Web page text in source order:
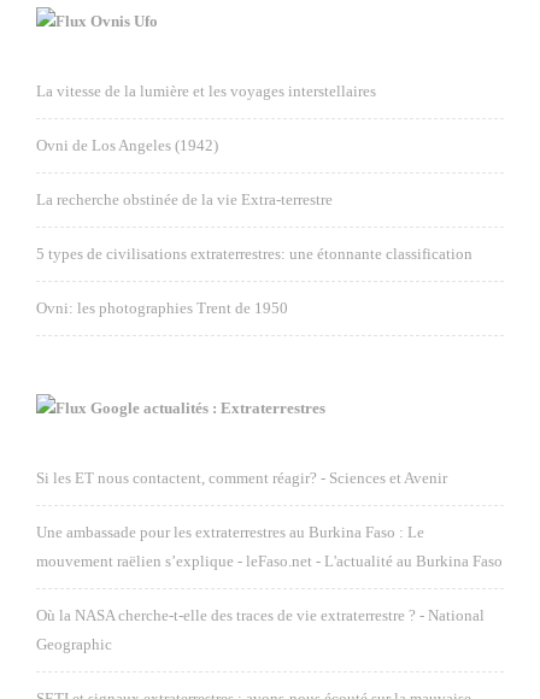
Ovnis Ufo
La vitesse de la lumière et les voyages interstellaires
Ovni de Los Angeles (1942)
La recherche obstinée de la vie Extra-terrestre
5 types de civilisations extraterrestres: une étonnante classification
Ovni: les photographies Trent de 1950
Google actualités : Extraterrestres
Si les ET nous contactent, comment réagir? - Sciences et Avenir
Une ambassade pour les extraterrestres au Burkina Faso : Le
mouvement raëlien s’explique - leFaso.net - L'actualité au Burkina Faso
Où la NASA cherche-t-elle des traces de vie extraterrestre ? - National
Geographic